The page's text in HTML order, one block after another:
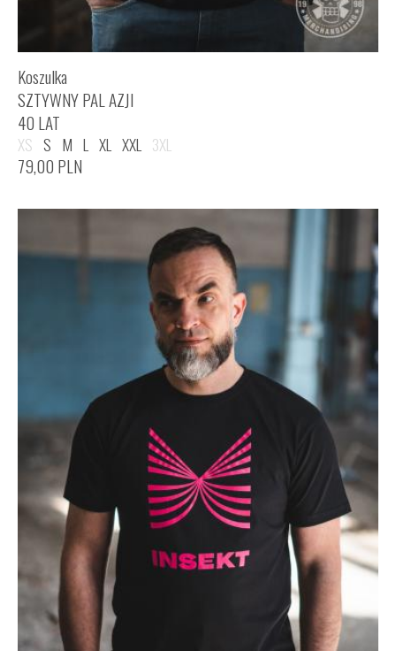
Koszulka
SZTYWNY PAL AZJI
40 LAT
XS S M L XL XXL 3XL
79,00 PLN